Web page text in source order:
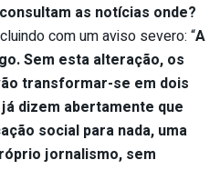
as notícias onde?
com um aviso severo: “A
Sem esta alteração, os
transformar-se em dois
dizem abertamente que
social para nada, uma
jornalismo, sem